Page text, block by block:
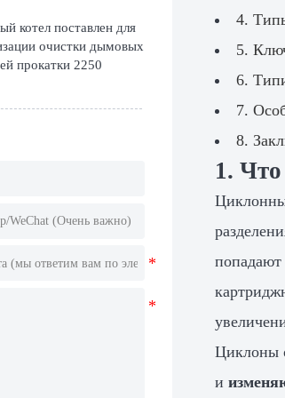
котел поставлен для
очистки дымовых
прокатки 2250
4.
5.
6.
7.
8.
1.
Циклоны
и